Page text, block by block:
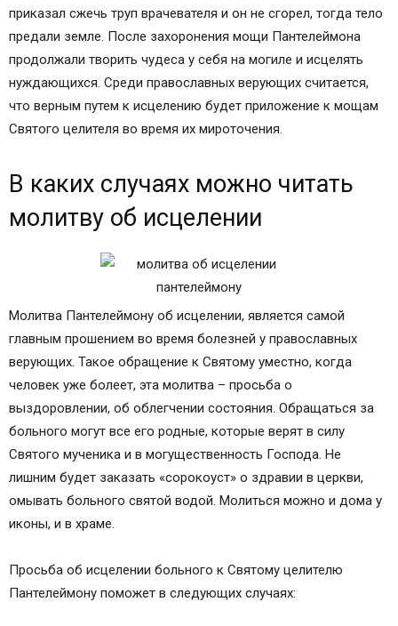
приказал сжечь труп врачевателя и он не сгорел, тогда тело
предали земле. После захоронения мощи Пантелеймона
продолжали творить чудеса у себя на могиле и исцелять
нуждающихся. Среди православных верующих считается,
что верным путем к исцелению будет приложение к мощам
Святого целителя во время их мироточения.
В каких случаях можно читать
молитву об исцелении
Молитва Пантелеймону об исцелении, является самой
главным прошением во время болезней у православных
верующих. Такое обращение к Святому уместно, когда
человек уже болеет, эта молитва – просьба о
выздоровлении, об облегчении состояния. Обращаться за
больного могут все его родные, которые верят в силу
Святого мученика и в могущественность Господа. Не
лишним будет заказать «сорокоуст» о здравии в церкви,
омывать больного святой водой. Молиться можно и дома у
иконы, и в храме.
Просьба об исцелении больного к Святому целителю
Пантелеймону поможет в следующих случаях: